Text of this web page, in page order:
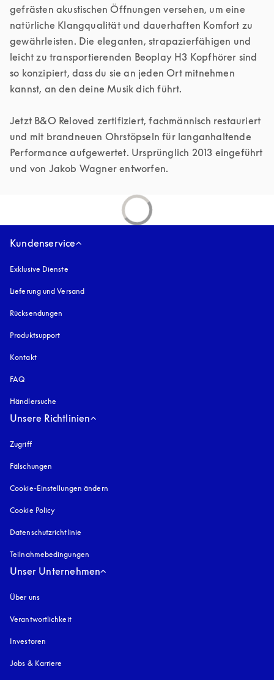
gefrästen akustischen Öffnungen versehen, um eine
natürliche Klangqualität und dauerhaften Komfort zu
gewährleisten. Die eleganten, strapazierfähigen und
leicht zu transportierenden Beoplay H3 Kopfhörer sind
so konzipiert, dass du sie an jeden Ort mitnehmen
kannst, an den deine Musik dich führt.
Jetzt B&O Reloved zertifiziert, fachmännisch restauriert
und mit brandneuen Ohrstöpseln für langanhaltende
Performance aufgewertet. Ursprünglich 2013 eingeführt
Kundenservice
Exklusive Dienste
Lieferung und Versand
Rücksendungen
Produktsupport
Kontakt
FAQ
Händlersuche
Unsere Richtlinien
Zugrifföffnet sich in einem neuen Tab
Fälschungen
Cookie-Einstellungen ändern
Cookie Policy
Datenschutzrichtlinie
Teilnahmebedingungen
Unser Unternehmen
Über uns
Verantwortlichkeit
Investoren
Jobs & Karriere